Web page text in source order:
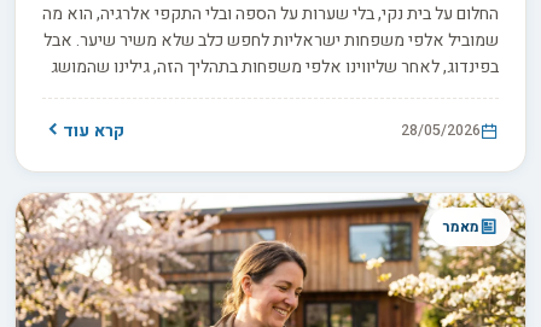
החלום על בית נקי, בלי שערות על הספה ובלי התקפי אלרגיה, הוא מה
שמוביל אלפי משפחות ישראליות לחפש כלב שלא משיר שיער. אבל
בפינדוג, לאחר שליווינו אלפי משפחות בתהליך הזה, גילינו שהמושג
הזה הוא אחד המיתוסים הגדולים בעולם הכלבנות. במדריך הזה נסביר
את ההבדל האמיתי בין כלב היפואלרגני לכלב שאינו משיר, נבדוק אם
סגנון החיים שלכם מתאים לגזעים אלה, ונצייד אתכם בכלים לבחירה
אחראית ומושכלת.
28/05/2026 קרא עוד
מאמר